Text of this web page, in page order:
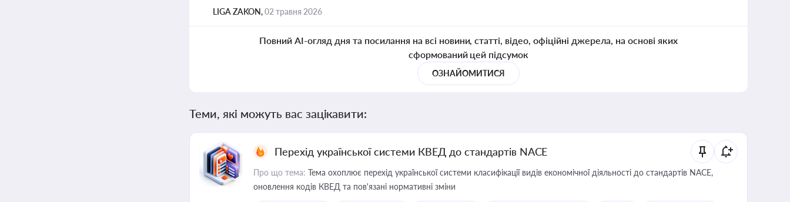
LIGA ZAKON,02 травня 2026
Повний AI-огляд дня та посилання на всі новини, статті, відео, офіційні джерела, на основі яких
сформований цей підсумок
ОЗНАЙОМИТИСЯ
Теми, які можуть вас зацікавити:
Перехід української системи КВЕД до стандартів NACE
Про що тема: Тема охоплює перехід української системи класифікації видів економічної діяльності до стандартів NACE,
оновлення кодів КВЕД та пов'язані нормативні зміни